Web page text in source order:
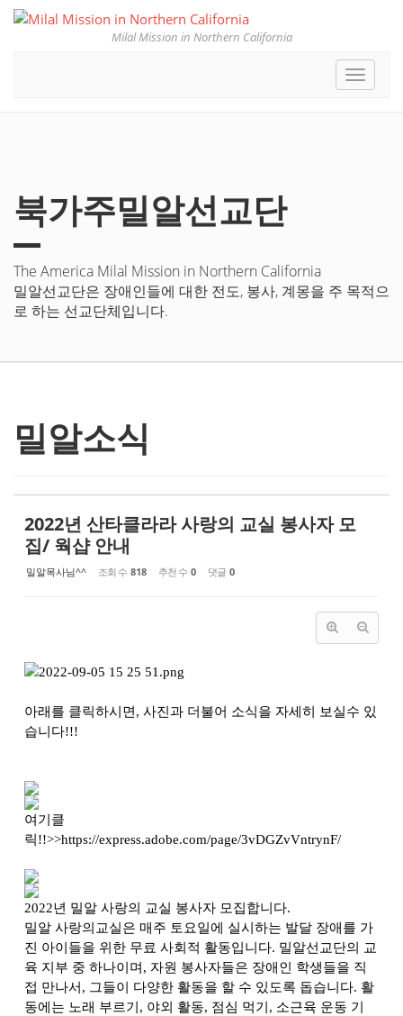
Milal Mission in Northern California
Toggle
북가주밀알선교단
The America Milal Mission in Northern California
밀알선교단은 장애인들에 대한 전도, 봉사, 계몽을 주 목적으
로 하는 선교단체입니다.
밀알소식
2022년 산타클라라 사랑의 교실 봉사자 모
집/ 웍샵 안내
밀알목사님^^ 조회 수 818 추천 수 0 댓글 0
아래를 클릭하시면, 사진과 더불어 소식을 자세히 보실수 있
습니다!!!
여기클
릭!!>>https://express.adobe.com/page/3vDGZvVntrynF/
2022년 밀알 사랑의 교실 봉사자 모집합니다.
밀알 사랑의교실은 매주 토요일에 실시하는 발달 장애를 가
진 아이들을 위한 무료 사회적 활동입니다. 밀알선교단의 교
육 지부 중 하나이며 , 자원 봉사자들은 장애인 학생들을 직
접 만나서 , 그들이 다양한 활동을 할 수 있도록 돕습니다. 활
동에는 노래 부르기 , 야외 활동, 점심 먹기 , 소근육 운동 기